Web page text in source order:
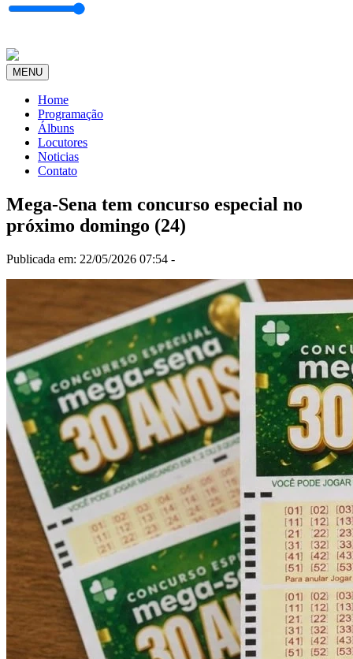
MENU
Home
Programação
Álbuns
Locutores
Noticias
Contato
Mega-Sena tem concurso especial no
próximo domingo (24)
Publicada em: 22/05/2026 07:54 -